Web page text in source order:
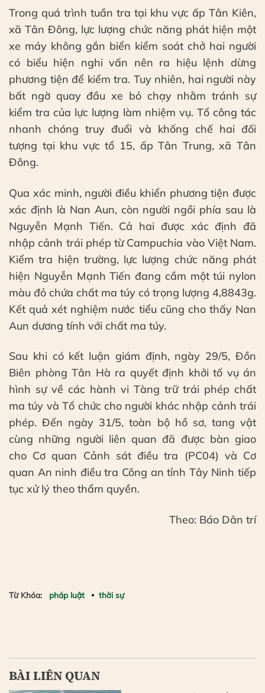
Trong quá trình tuần tra tại khu vực ấp Tân Kiên,
xã Tân Đông, lực lượng chức năng phát hiện một
xe máy không gắn biển kiểm soát chở hai người
có biểu hiện nghi vấn nên ra hiệu lệnh dừng
phương tiện để kiểm tra. Tuy nhiên, hai người này
bất ngờ quay đầu xe bỏ chạy nhằm tránh sự
kiểm tra của lực lượng làm nhiệm vụ. Tổ công tác
nhanh chóng truy đuổi và khống chế hai đối
tượng tại khu vực tổ 15, ấp Tân Trung, xã Tân
Đông.
Qua xác minh, người điều khiển phương tiện được
xác định là Nan Aun, còn người ngồi phía sau là
Nguyễn Mạnh Tiến. Cả hai được xác định đã
nhập cảnh trái phép từ Campuchia vào Việt Nam.
Kiểm tra hiện trường, lực lượng chức năng phát
hiện Nguyễn Mạnh Tiến đang cầm một túi nylon
màu đỏ chứa chất ma túy có trọng lượng 4,8843g.
Kết quả xét nghiệm nước tiểu cũng cho thấy Nan
Aun dương tính với chất ma túy.
Sau khi có kết luận giám định, ngày 29/5, Đồn
Biên phòng Tân Hà ra quyết định khởi tố vụ án
hình sự về các hành vi Tàng trữ trái phép chất
ma túy và Tổ chức cho người khác nhập cảnh trái
phép. Đến ngày 31/5, toàn bộ hồ sơ, tang vật
cùng những người liên quan đã được bàn giao
cho Cơ quan Cảnh sát điều tra (PC04) và Cơ
quan An ninh điều tra Công an tỉnh Tây Ninh tiếp
tục xử lý theo thẩm quyền.
Theo: Báo Dân trí
Từ Khóa: pháp luật thời sự
BÀI LIÊN QUAN